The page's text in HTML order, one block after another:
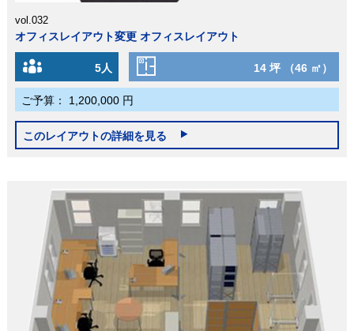
vol.032
オフィスレイアウト変更 オフィスレイアウト
5人 14 坪 （46 ㎡）
ご予算： 1,200,000 円
このレイアウトの詳細を見る